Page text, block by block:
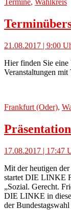
Termine, Wahlkreis
21.08.2017 | 9:00
Hier finden Sie eine
Veranstaltungen
Frankfurt (Oder),
17.08.2017 | 17:47
Mit der heutigen
startet DIE LINKE
„Sozial. Gerecht.
DIE LINKE in
der